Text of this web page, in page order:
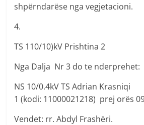
shpërndarëse nga vegjetacioni.
4.
TS 110/10)kV Prishtina 2
Nga Dalja Nr 3 do te nderprehet:
NS 10/0.4kV TS Adrian Krasniqi
1 (kodi: 11000021218) prej orës
Vendet: rr. Abdyl Frashëri.